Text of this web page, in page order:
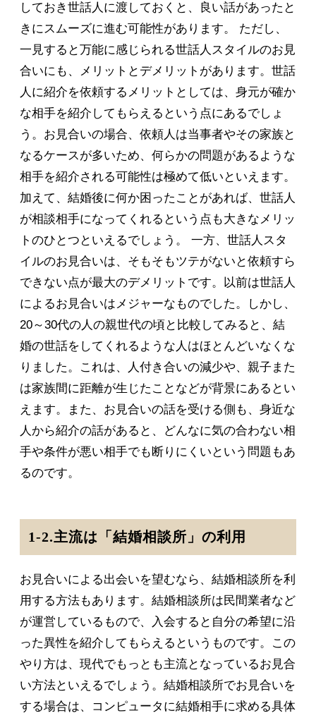
しておき世話人に渡しておくと、良い話があったと
きにスムーズに進む可能性があります。 ただし、
一見すると万能に感じられる世話人スタイルのお見
合いにも、メリットとデメリットがあります。世話
人に紹介を依頼するメリットとしては、身元が確か
な相手を紹介してもらえるという点にあるでしょ
う。お見合いの場合、依頼人は当事者やその家族と
なるケースが多いため、何らかの問題があるような
相手を紹介される可能性は極めて低いといえます。
加えて、結婚後に何か困ったことがあれば、世話人
が相談相手になってくれるという点も大きなメリッ
トのひとつといえるでしょう。 一方、世話人スタ
イルのお見合いは、そもそもツテがないと依頼すら
できない点が最大のデメリットです。以前は世話人
によるお見合いはメジャーなものでした。しかし、
20～30代の人の親世代の頃と比較してみると、結
婚の世話をしてくれるような人はほとんどいなくな
りました。これは、人付き合いの減少や、親子また
は家族間に距離が生じたことなどが背景にあるとい
えます。また、お見合いの話を受ける側も、身近な
人から紹介の話があると、どんなに気の合わない相
手や条件が悪い相手でも断りにくいという問題もあ
るのです。
1-2.主流は「結婚相談所」の利用
お見合いによる出会いを望むなら、結婚相談所を利
用する方法もあります。結婚相談所は民間業者など
が運営しているもので、入会すると自分の希望に沿
った異性を紹介してもらえるというものです。この
やり方は、現代でもっとも主流となっているお見合
い方法といえるでしょう。結婚相談所でお見合いを
する場合は、コンピュータに結婚相手に求める具体